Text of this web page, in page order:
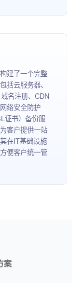
建了一个完整
括云服务器、
名注册、CDN
络安全防护
证书）备份服
客户提供一站
在IT基础设施
便客户统一管
案